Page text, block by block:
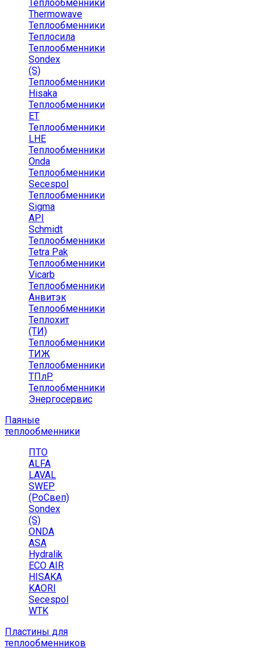
Теплообменники
Thermowave
Теплообменники
Теплосила
Теплообменники
Sondex
(S)
Теплообменники
Hisaka
Теплообменники
ЕТ
Теплообменники
LHE
Теплообменники
Onda
Теплообменники
Secespol
Теплообменники
Sigma
API
Schmidt
Теплообменники
Tetra Pak
Теплообменники
Vicarb
Теплообменники
Анвитэк
Теплообменники
Теплохит
(ТИ)
Теплообменники
ТИЖ
Теплообменники
ТПлР
Теплообменники
Энергосервис
Паяные
теплообменники
ПТО
ALFA
LAVAL
SWEP
(РоСвеп)
Sondex
(S)
ONDA
ASA
Hydralik
ECO AIR
HISAKA
KAORI
Secespol
WTK
Пластины для
теплообменников